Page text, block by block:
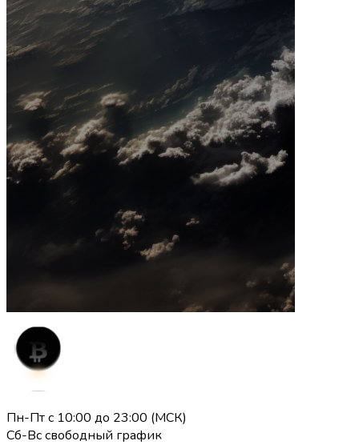
Пн-Пт с 10:00 до 23:00 (МСК)
Сб-Вс свободный график